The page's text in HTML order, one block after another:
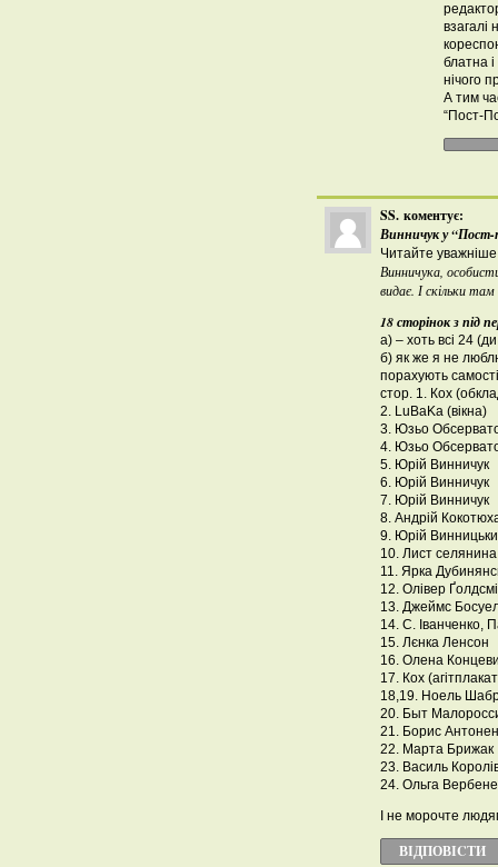
взагалі
блатна
нічого
А тим
“Пост-
SS. коментує:
Винничук у “Пост-
Читайте
Винничука,
видає. І скільки
18 сторінок з під
а) – хоть всі 24
б) як же я не
порахують
стор. 1. Кох
2. LuBaKa (вікна)
3. Юзьо
4. Юзьо
5. Юрій Винничук
6. Юрій Винничук
7. Юрій Винничук
8. Андрій
9. Юрій
10. Лист
11. Ярка
12. Олівер
13. Джеймс
14. С. Іванченко,
15. Лєнка Ленсон
16. Олена
17. Кох
18,19. Ноель
20. Быт
21. Борис
22. Марта Брижак
23. Василь
24. Ольга
І не морочте
ВІДПОВІCТИ